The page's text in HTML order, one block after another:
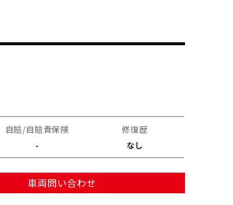
自賠/自賠責保険
-
修復歴
なし
車両問い合わせ